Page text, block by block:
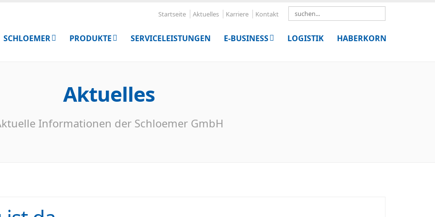
Startseite Aktuelles Karriere Kontakt
SCHLOEMER PRODUKTE SERVICELEISTUNGEN E-BUSINESS LOGISTIK HABERKORN
Aktuelles
Informationen der Schloemer GmbH